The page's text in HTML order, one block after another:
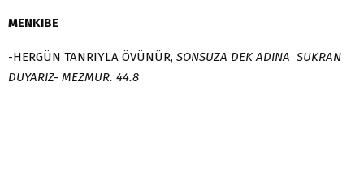
MENKIBE
-HERGÜN TANRIYLA ÖVÜNÜR, SONSUZA DEK ADINA SUKRAN
DUYARIZ- MEZMUR. 44.8